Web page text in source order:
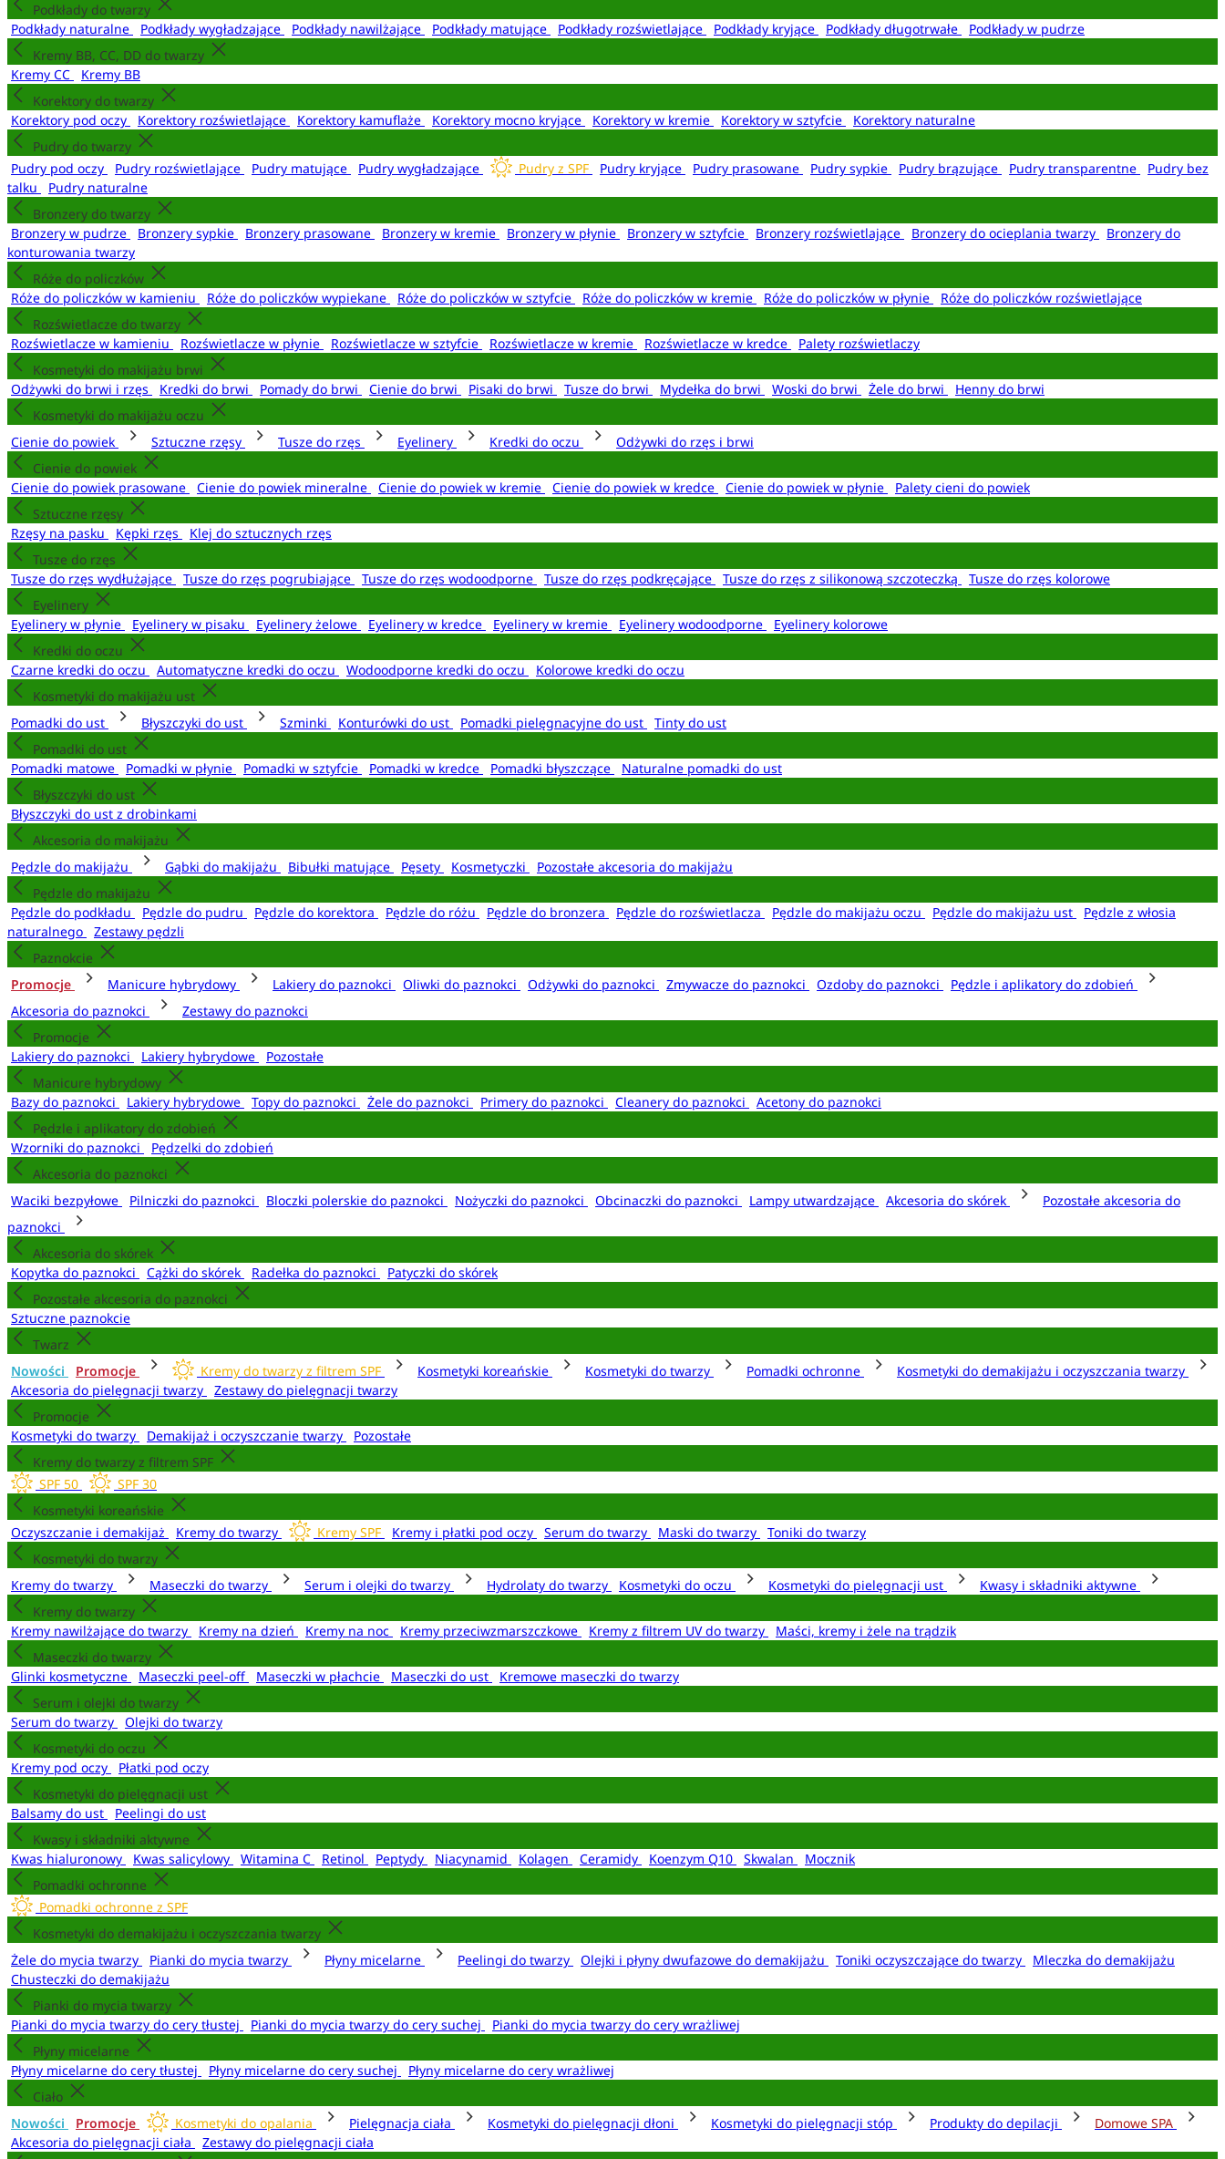
Podkłady do twarzy
Podkłady naturalne
Podkłady wygładzające Podkłady nawilżające Podkłady matujące Podkłady rozświetlające Podkłady kryjące Podkłady długotrwałe
Podkłady w pudrze
Kremy BB, CC, DD do twarzy
Kremy CC
Kremy BB
Korektory do twarzy
Korektory pod oczy
Korektory rozświetlające Korektory kamuflaże Korektory mocno kryjące Korektory w kremie Korektory w sztyfcie
Korektory naturalne
Pudry do twarzy
Pudry pod oczy
Pudry rozświetlające Pudry matujące Pudry wygładzające Pudry z SPF Pudry kryjące Pudry prasowane Pudry sypkie Pudry brązujące Pudry transparentne
Pudry bez
talku
Pudry naturalne
Bronzery do twarzy
Bronzery w pudrze
Bronzery sypkie Bronzery prasowane Bronzery w kremie Bronzery w płynie Bronzery w sztyfcie Bronzery rozświetlające Bronzery do ocieplania twarzy
Bronzery do
konturowania twarzy
Róże do policzków
Róże do policzków w kamieniu
Róże do policzków wypiekane Róże do policzków w sztyfcie Róże do policzków w kremie Róże do policzków w płynie
Róże do policzków rozświetlające
Rozświetlacze do twarzy
Rozświetlacze w kamieniu
Rozświetlacze w płynie Rozświetlacze w sztyfcie Rozświetlacze w kremie Rozświetlacze w kredce
Palety rozświetlaczy
Kosmetyki do makijażu brwi
Odżywki do brwi i rzęs
Kredki do brwi Pomady do brwi Cienie do brwi Pisaki do brwi Tusze do brwi Mydełka do brwi Woski do brwi Żele do brwi
Henny do brwi
Kosmetyki do makijażu oczu
Cienie do powiek
Sztuczne rzęsy Tusze do rzęs Eyelinery Kredki do oczu
Odżywki do rzęs i brwi
Cienie do powiek
Cienie do powiek prasowane
Cienie do powiek mineralne Cienie do powiek w kremie Cienie do powiek w kredce Cienie do powiek w płynie
Palety cieni do powiek
Sztuczne rzęsy
Rzęsy na pasku
Kępki rzęs
Klej do sztucznych rzęs
Tusze do rzęs
Tusze do rzęs wydłużające
Tusze do rzęs pogrubiające Tusze do rzęs wodoodporne Tusze do rzęs podkręcające Tusze do rzęs z silikonową szczoteczką
Tusze do rzęs kolorowe
Eyelinery
Eyelinery w płynie
Eyelinery w pisaku Eyelinery żelowe Eyelinery w kredce Eyelinery w kremie Eyelinery wodoodporne
Eyelinery kolorowe
Kredki do oczu
Czarne kredki do oczu
Automatyczne kredki do oczu Wodoodporne kredki do oczu
Kolorowe kredki do oczu
Kosmetyki do makijażu ust
Pomadki do ust
Błyszczyki do ust Szminki Konturówki do ust Pomadki pielęgnacyjne do ust
Tinty do ust
Pomadki do ust
Pomadki matowe
Pomadki w płynie Pomadki w sztyfcie Pomadki w kredce Pomadki błyszczące
Naturalne pomadki do ust
Błyszczyki do ust
Błyszczyki do ust z drobinkami
Akcesoria do makijażu
Pędzle do makijażu
Gąbki do makijażu Bibułki matujące Pęsety Kosmetyczki
Pozostałe akcesoria do makijażu
Pędzle do makijażu
Pędzle do podkładu
Pędzle do pudru Pędzle do korektora Pędzle do różu Pędzle do bronzera Pędzle do rozświetlacza Pędzle do makijażu oczu Pędzle do makijażu ust
Pędzle z włosia
naturalnego
Zestawy pędzli
Paznokcie
Promocje
Manicure hybrydowy Lakiery do paznokci Oliwki do paznokci Odżywki do paznokci Zmywacze do paznokci Ozdoby do paznokci
Pędzle i aplikatory do zdobień
Akcesoria do paznokci
Zestawy do paznokci
Promocje
Lakiery do paznokci
Lakiery hybrydowe
Pozostałe
Manicure hybrydowy
Bazy do paznokci
Lakiery hybrydowe Topy do paznokci Żele do paznokci Primery do paznokci Cleanery do paznokci
Acetony do paznokci
Pędzle i aplikatory do zdobień
Wzorniki do paznokci
Pędzelki do zdobień
Akcesoria do paznokci
Waciki bezpyłowe
Pilniczki do paznokci Bloczki polerskie do paznokci Nożyczki do paznokci Obcinaczki do paznokci Lampy utwardzające Akcesoria do skórek
Pozostałe akcesoria do
paznokci
Akcesoria do skórek
Kopytka do paznokci
Cążki do skórek Radełka do paznokci
Patyczki do skórek
Pozostałe akcesoria do paznokci
Sztuczne paznokcie
Twarz
Nowości
Promocje Kremy do twarzy z filtrem SPF Kosmetyki koreańskie Kosmetyki do twarzy Pomadki ochronne
Kosmetyki do demakijażu i oczyszczania twarzy
Akcesoria do pielęgnacji twarzy
Zestawy do pielęgnacji twarzy
Promocje
Kosmetyki do twarzy
Demakijaż i oczyszczanie twarzy
Pozostałe
Kremy do twarzy z filtrem SPF
SPF 50
SPF 30
Kosmetyki koreańskie
Oczyszczanie i demakijaż
Kremy do twarzy Kremy SPF Kremy i płatki pod oczy Serum do twarzy Maski do twarzy
Toniki do twarzy
Kosmetyki do twarzy
Kremy do twarzy
Maseczki do twarzy Serum i olejki do twarzy Hydrolaty do twarzy Kosmetyki do oczu Kosmetyki do pielęgnacji ust
Kwasy i składniki aktywne
Kremy do twarzy
Kremy nawilżające do twarzy
Kremy na dzień Kremy na noc Kremy przeciwzmarszczkowe Kremy z filtrem UV do twarzy
Maści, kremy i żele na trądzik
Maseczki do twarzy
Glinki kosmetyczne
Maseczki peel-off Maseczki w płachcie Maseczki do ust
Kremowe maseczki do twarzy
Serum i olejki do twarzy
Serum do twarzy
Olejki do twarzy
Kosmetyki do oczu
Kremy pod oczy
Płatki pod oczy
Kosmetyki do pielęgnacji ust
Balsamy do ust
Peelingi do ust
Kwasy i składniki aktywne
Kwas hialuronowy
Kwas salicylowy Witamina C Retinol Peptydy Niacynamid Kolagen Ceramidy Koenzym Q10 Skwalan
Mocznik
Pomadki ochronne
Pomadki ochronne z SPF
Kosmetyki do demakijażu i oczyszczania twarzy
Żele do mycia twarzy
Pianki do mycia twarzy Płyny micelarne Peelingi do twarzy Olejki i płyny dwufazowe do demakijażu Toniki oczyszczające do twarzy
Mleczka do demakijażu
Chusteczki do demakijażu
Pianki do mycia twarzy
Pianki do mycia twarzy do cery tłustej
Pianki do mycia twarzy do cery suchej
Pianki do mycia twarzy do cery wrażliwej
Płyny micelarne
Płyny micelarne do cery tłustej
Płyny micelarne do cery suchej
Płyny micelarne do cery wrażliwej
Ciało
Nowości
Promocje Kosmetyki do opalania Pielęgnacja ciała Kosmetyki do pielęgnacji dłoni Kosmetyki do pielęgnacji stóp Produkty do depilacji
Domowe SPA
Akcesoria do pielęgnacji ciała
Zestawy do pielęgnacji ciała